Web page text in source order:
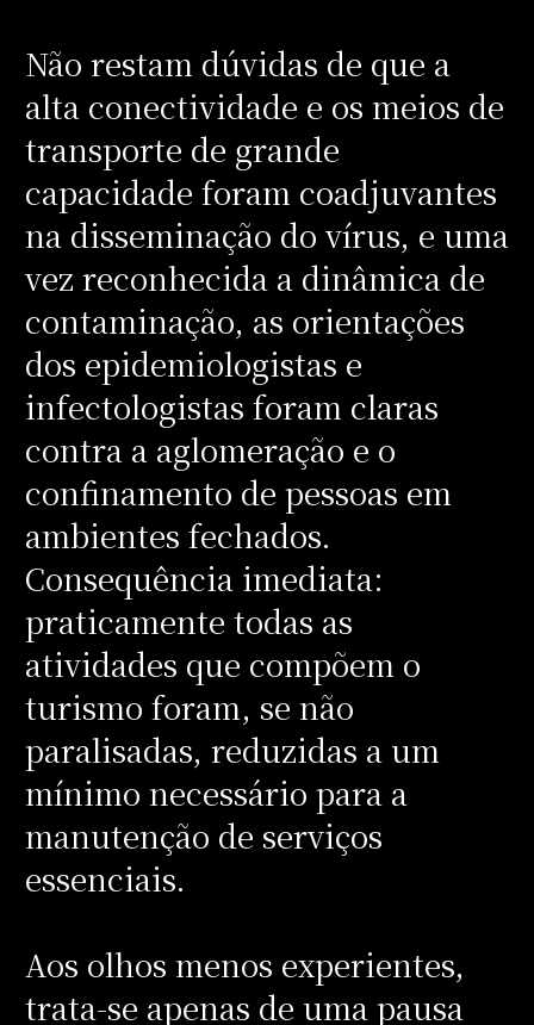
Não restam dúvidas de que a
alta conectividade e os meios de
transporte de grande
capacidade foram coadjuvantes
na disseminação do vírus, e uma
vez reconhecida a dinâmica de
contaminação, as orientações
dos epidemiologistas e
infectologistas foram claras
contra a aglomeração e o
confinamento de pessoas em
ambientes fechados.
Consequência imediata:
praticamente todas as
atividades que compõem o
turismo foram, se não
paralisadas, reduzidas a um
mínimo necessário para a
manutenção de serviços
essenciais.
Aos olhos menos experientes,
trata-se apenas de uma pausa